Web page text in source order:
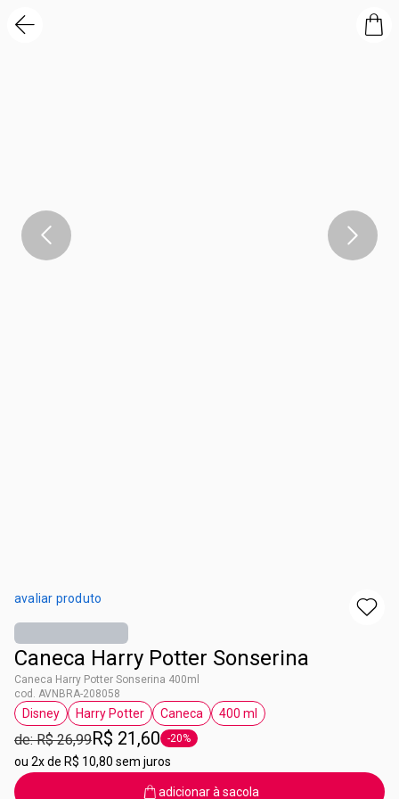
avaliar produto
Caneca Harry Potter Sonserina
Caneca Harry Potter Sonserina 400ml
cod. AVNBRA-208058
etiqueta Disney
Disney
etiqueta Harry Potter
Harry Potter
etiqueta Caneca
Caneca
etiqueta 400 ml
400 ml
de: R$ 26,99R$ 21,60 etiqueta -20%
-20%
ou 2x de R$ 10,80 sem juros
adicionar à sacola